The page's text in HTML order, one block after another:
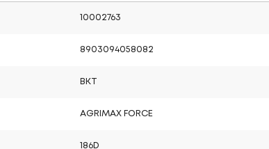
10002763
8903094058082
BKT
AGRIMAX FORCE
186D